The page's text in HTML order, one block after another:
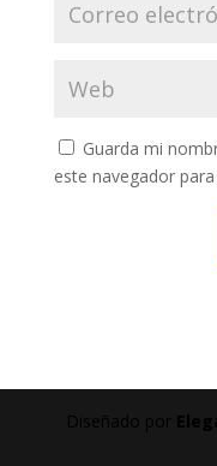
Guarda mi
este navegador